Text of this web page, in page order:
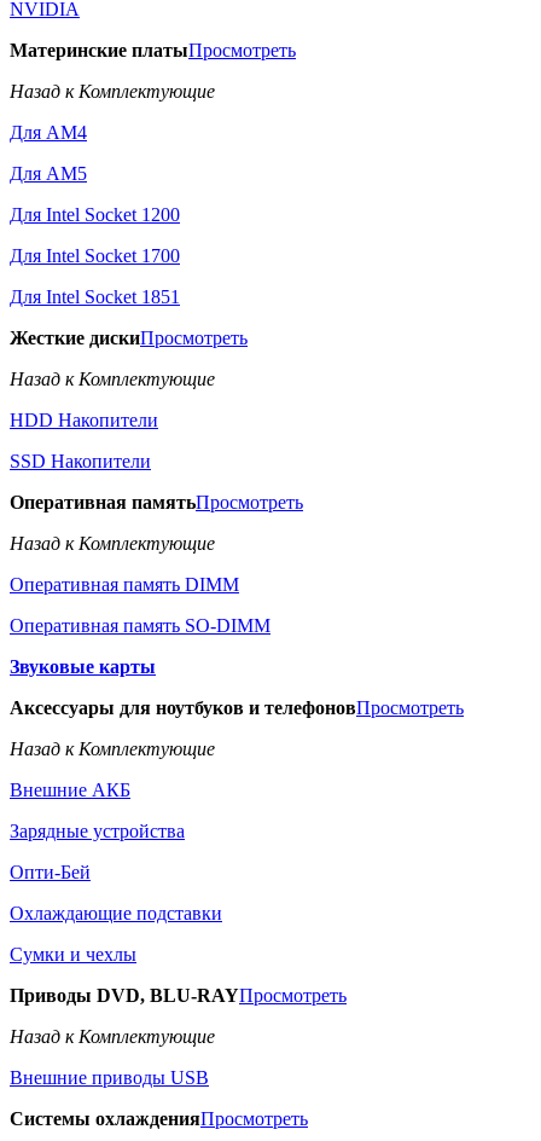
NVIDIA
Материнские платыПросмотреть
Назад к Комплектующие
Для AM4
Для AM5
Для Intel Socket 1200
Для Intel Socket 1700
Для Intel Socket 1851
Жесткие дискиПросмотреть
Назад к Комплектующие
HDD Накопители
SSD Накопители
Оперативная памятьПросмотреть
Назад к Комплектующие
Оперативная память DIMM
Оперативная память SO-DIMM
Звуковые карты
Аксессуары для ноутбуков и телефоновПросмотреть
Назад к Комплектующие
Внешние АКБ
Зарядные устройства
Опти-Бей
Охлаждающие подставки
Сумки и чехлы
Приводы DVD, BLU-RAYПросмотреть
Назад к Комплектующие
Внешние приводы USB
Системы охлажденияПросмотреть